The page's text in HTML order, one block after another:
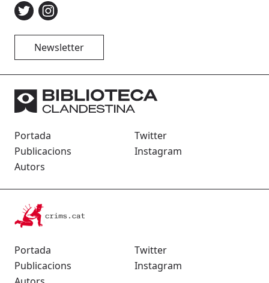
Newsletter
Portada
Publicacions
Autors
Twitter
Instagram
Portada
Publicacions
Twitter
Instagram